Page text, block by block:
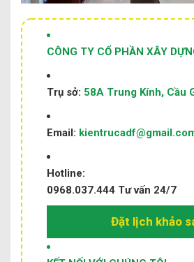
CÔNG TY CỔ PHẦN XÂY
Trụ sở: 58A Trung Kính, Cầu
Email:
Hotline:
0968.037.444 Tư vấn 24/7
Đặt lịch khảo